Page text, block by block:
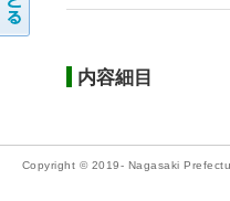
内容細目
Copyright © 2019- Nagasaki